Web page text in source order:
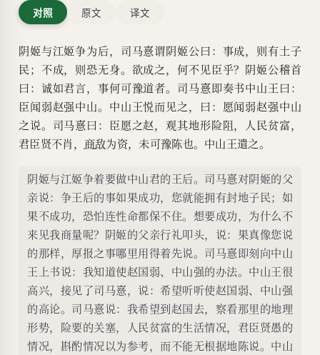
对照 原文 译文
阴姬与江姬争为后，司马憙谓阴姬公曰：事成，则有土子
民；不成，则恐无身。欲成之，何不见臣乎？阴姬公稽首
曰：诚如君言，事何可豫道者。司马憙即奏书中山王曰：
臣闻弱赵强中山。中山王悦而见之，曰：愿闻弱赵强中山
之说。司马憙曰：臣愿之赵，观其地形险阻，人民贫富，
君臣贤不肖， 商敌为资，未可豫陈也。中山王遣之。
阴姬与江姬争着要做中山君的王后。司马憙对阴姬的父
亲说：争王后的事如果成功，您就能拥有封地子民；如
果不成功，恐怕连性命都保不住。想要成功，为什么不
来见我商量呢？阴姬的父亲行礼叩头，说：果真像您说
的那样，厚报之事哪里用得着先说。司马憙即刻向中山
王上书说：我知道使赵国弱、中山强的办法。中山王很
高兴，接见了司马憙，说：希望听听使赵国弱、中山强
的高论。司马憙说：我希望到赵国去，察看那里的地理
形势，险要的关塞，人民贫富的生活情况，君臣贤愚的
情况，斟酌情况以为参考，而不能无根据地陈说。中山